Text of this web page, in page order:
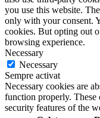
you use this website.
only with your consent.
cookies. But opting out
browsing experience.
Necessary
Necessary
Sempre activat
Necessary cookies are
function properly. These
security features of the